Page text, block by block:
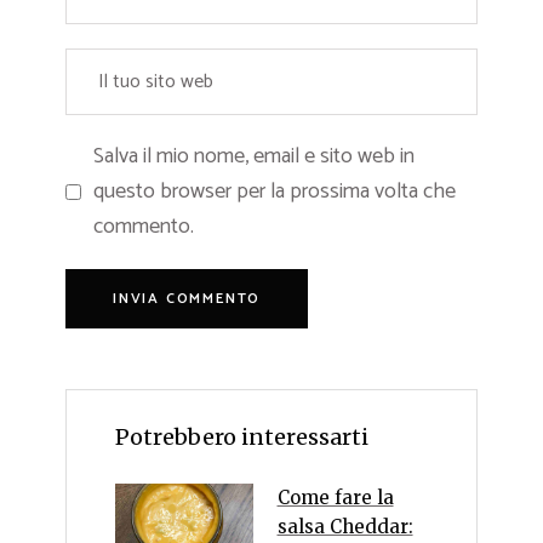
Salva il mio nome, email e sito web in
questo browser per la prossima volta che
commento.
Potrebbero interessarti
Come fare la
salsa Cheddar: